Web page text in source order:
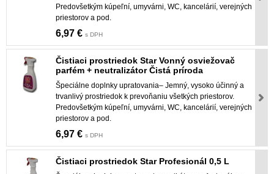
Predovšetkým kúpeľní, umyvárni, WC, kancelárií, verejných
priestorov a pod.
6,97 € s DPH
Čistiaci prostriedok Star Vonný osviežovač
parfém + neutralizátor Čistá príroda
Špeciálne doplnky upratovania– Jemný, vysoko účinný a
trvanlivý prostriedok k prevoňaniu všetkých priestorov.
Predovšetkým kúpeľní, umyvárni, WC, kancelárií, verejných
priestorov a pod.
6,97 € s DPH
Čistiaci prostriedok Star Profesionál 0,5 L